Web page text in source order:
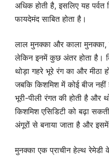
अधिक होती है, इसलिए यह पर्वत
फायदेमंद साबित होता है।
लाल मुनक्का और काला मुनक्का,
लेकिन इनमें कुछ अंतर होता है।
थोड़ा गहरे भूरे रंग का और मीठा
जबकि किशमिश में कोई बीज
भूरी-पीली रंगत की होती है और
किशमिश एसिडिटी को बढ़ा
अंगूरों से बनाया जाता है और इसमें
मुनक्का एक प्राचीन हेल्थ रेमेडी